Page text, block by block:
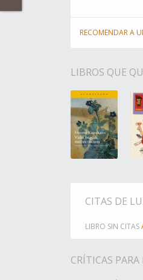
RECOMENDAR A
LIBROS QUE
CITAS DE
LIBRO SIN CITAS
CRÍTICAS